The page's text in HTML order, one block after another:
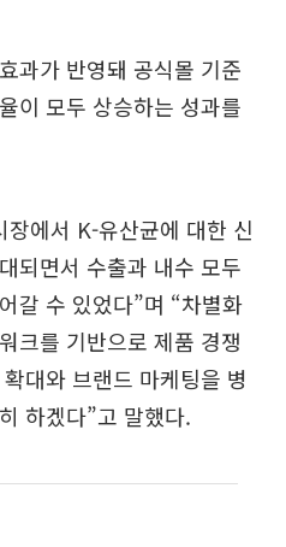
과가 반영돼 공식몰 기준
이 모두 상승하는 성과를
에서 K-유산균에 대한 신
되면서 수출과 내수 모두
갈 수 있었다”며 “차별화
크를 기반으로 제품 경쟁
대와 브랜드 마케팅을 병
하겠다”고 말했다.